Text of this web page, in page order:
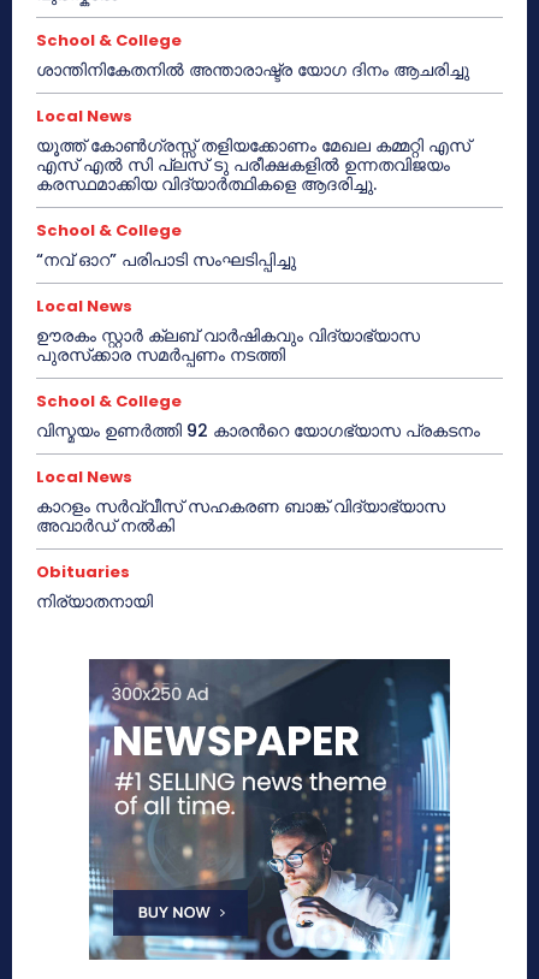
School & College
ശാന്തിനികേതനിൽ അന്താരാഷ്ട്ര യോഗ ദിനം ആചരിച്ചു
Local News
യൂത്ത് കോൺഗ്രസ്സ് തളിയക്കോണം മേഖല കമ്മറ്റി എസ്
എസ് എൽ സി പ്ലസ് ടു പരീക്ഷകളിൽ ഉന്നതവിജയം
കരസ്ഥമാക്കിയ വിദ്യാർത്ഥികളെ ആദരിച്ചു.
School & College
“നവ് ഓറ” പരിപാടി സംഘടിപ്പിച്ചു
Local News
ഊരകം സ്റ്റാർ ക്ലബ് വാർഷികവും വിദ്യാഭ്യാസ
പുരസ്‌ക്കാര സമർപ്പണം നടത്തി
School & College
വിസ്മയം ഉണർത്തി 92 കാരൻറെ യോഗഭ്യാസ പ്രകടനം
Local News
കാറളം സർവ്വീസ് സഹകരണ ബാങ്ക് വിദ്യാഭ്യാസ
അവാർഡ് നൽകി
Obituaries
നിര്യാതനായി